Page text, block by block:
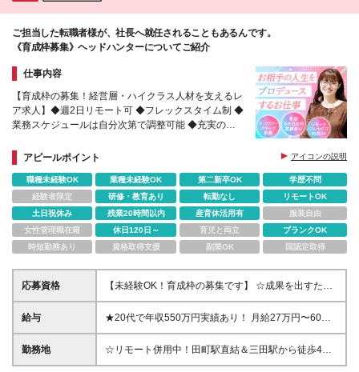
ご担当した転職者様が、社長へ就任されることもあるんです。
《育成枠募集》ヘッドハンターについてご紹介
仕事内容
【育成枠の募集！経営層・ハイクラス人材を支えるレ
ア求人】◆週2日リモート可 ◆フレックスタイム制 ◆
業務スケジュールは自分次第で調整可能 ◆充実のメ
アピールポイント
アイコンの説明
職種未経験OK 業種未経験OK 第二新卒OK
学歴不問
経験者限定
研修・教育あり 転勤なし
リモートOK
土日祝休み
残業20時間以内 産育休活用有
服装自由
女性管理職在籍
休日120日～ 育児と両立
ブランクOK
時短勤務あり
資格取得支援 副業OK 国認定取得
応募資格
【未経験OK！育成枠の募集です】 ☆成果を出すため
のチカラを身につけたい方はぜひご応募ください！
☆第二新卒・異業種出身者も歓迎 ◆基本的なPCスキ
す／ ★数字に対するこだわりと成長意欲がある方 ★
経営者層やハイクラス人材との関わりを通じて自己成
給与
★20代で年収550万円実績あり！ 月給27万円〜60万
円＋賞与年2回 ▽「日々の業務」＋「成約」を賞与で
フェアに還元！ ヘッドハンティングは、誰にでもす
勤務地
☆リモート併用中！田町駅直結＆三田駅から徒歩4分
以内！ 《本社》東京都港区芝浦3-1-1 田町ステーショ